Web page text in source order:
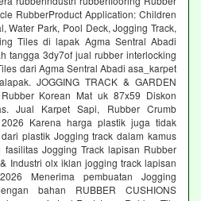
RubberProduct Application: Children
Water Park, Pool Deck, Jogging Track,
Tiles di lapak Agma Sentral Abadi
tangga 3dy7of jual rubber interlocking
dari Agma Sentral Abadi asa_karpet
JOGGING TRACK & GARDEN
Korean Mat uk 87x59 Diskon
Jual Karpet Sapi, Rubber Crumb
Karena harga plastik juga tidak
plastik Jogging track dalam kamus
Jogging Track lapisan Rubber
Industri olx iklan jogging track lapisan
Menerima pembuatan Jogging
bahan RUBBER CUSHIONS